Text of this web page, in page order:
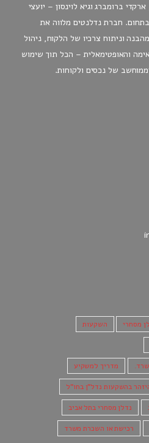
ברומברג וגיא לוינסון – יועצי
בתחום. חברת נדלנטים מלווה את
וניתוח צרכיו של הלקוח, ניהול
והאופטימאלית – הכל תוך שימוש
של נכסים ולקוחות.
מסחרי השקעות
מדריך למשקיע
בהשקעות נדל"ן בחו"ל
נדלן מסחרי בתל אביב
רכישת או השכרת משרד